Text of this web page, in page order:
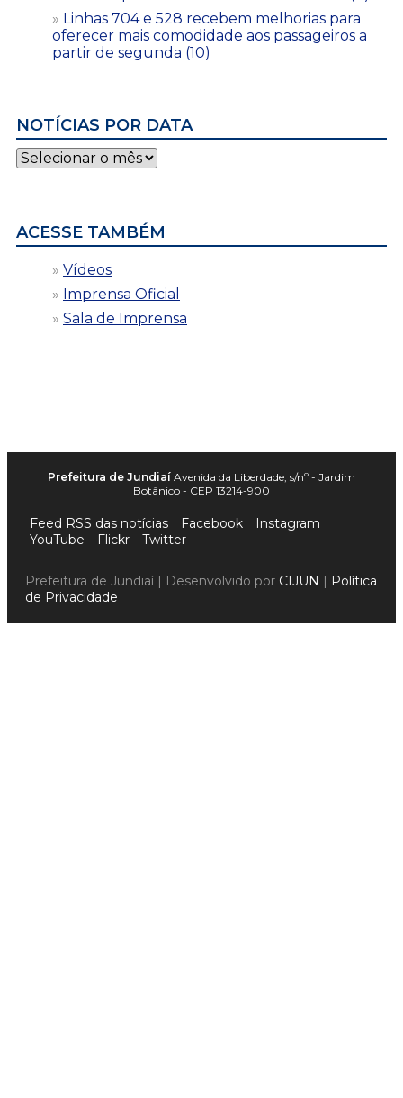
Linhas 704 e 528 recebem melhorias para
oferecer mais comodidade aos passageiros a
partir de segunda (10)
NOTÍCIAS POR DATA
Notícias
por
ACESSE TAMBÉM
Vídeos
Imprensa Oficial
Sala de Imprensa
Prefeitura de Jundiaí Avenida da Liberdade, s/nº - Jardim
Botânico - CEP 13214-900
Feed RSS das notícias Facebook
Instagram
YouTube
Flickr Twitter
Prefeitura de Jundiaí | Desenvolvido por CIJUN
Política
de Privacidade